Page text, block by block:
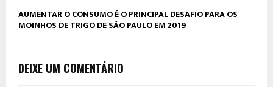
AUMENTAR O CONSUMO É O PRINCIPAL DESAFIO PARA OS
MOINHOS DE TRIGO DE SÃO PAULO EM 2019
DEIXE UM COMENTÁRIO